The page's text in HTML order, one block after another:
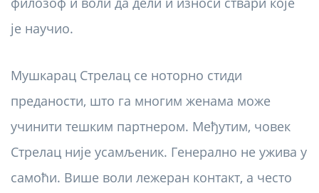
је научио.
Мушкарац Стрелац се ноторно стиди
преданости, што га многим женама може
учинити тешким партнером. Међутим, човек
Стрелац није усамљеник. Генерално не ужива у
самоћи. Више воли лежеран контакт, а често